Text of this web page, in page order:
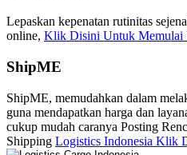
Lepaskan kepenatan rutinitas
online, Klik Disini Untuk Memulai
ShipME
ShipME, memudahkan dalam
guna mendapatkan harga dan
cukup mudah caranya Posting
Shipping Logistics Indonesia Klik